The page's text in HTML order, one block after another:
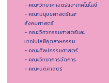
- คณะวิทยาศาสตร์และเทคโนโลยี
- คณะมนุษยศาสตร์และ
สังคมศาสตร์
- คณะวิศวกรรมศาสตร์และ
เทคโนโลยีอุตสาหกรรม
- คณะศิลปกรรมศาสตร์
- คณะวิทยาการจัดการ
- คณะนิติศาสตร์